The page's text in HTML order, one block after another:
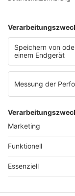
AGB
Genderhinweis
Cookie-